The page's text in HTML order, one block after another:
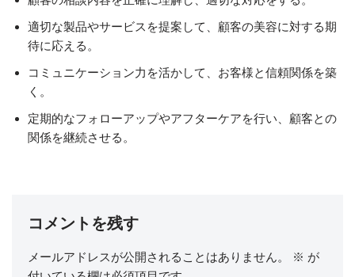
適切な製品やサービスを提案して、顧客の美容に対する期
待に応える。
コミュニケーション力を活かして、お客様と信頼関係を築
く。
定期的なフォローアップやアフターケアを行い、顧客との
関係を継続させる。
コメントを残す
メールアドレスが公開されることはありません。 ※ が